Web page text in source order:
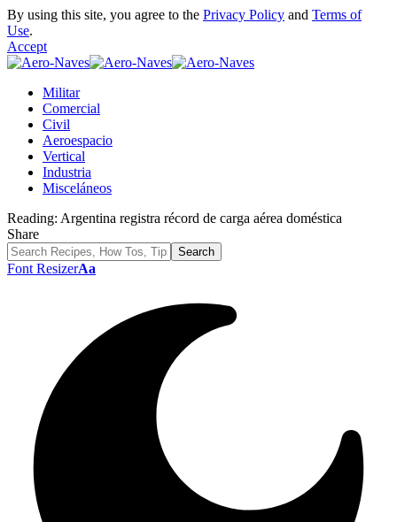
By using this site, you agree to the Privacy Policy and Terms of
Use.
Accept
Militar
Comercial
Civil
Aeroespacio
Vertical
Industria
Misceláneos
Reading: Argentina registra récord de carga aérea doméstica
Share
Font ResizerAa